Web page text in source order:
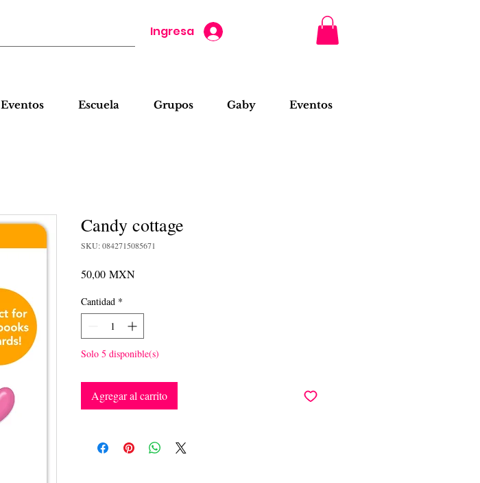
Ingresa
Eventos Escuela Grupos Gaby Eventos
Candy cottage
SKU: 0842715085671
50,00 MXNPrecio
Cantidad *
Solo 5 disponible(s)
Agregar al carrito